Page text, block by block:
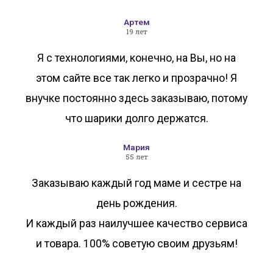
Артем
19 лет
Я с технологиями, конечно, на Вы, но на
этом сайте все так легко и прозрачно! Я
внучке постоянно здесь заказываю, потому
что шарики долго держатся.
Мария
55 лет
Заказываю каждый год маме и сестре на
день рождения.
И каждый раз наилучшее качество сервиса
и товара. 100% советую своим друзьям!